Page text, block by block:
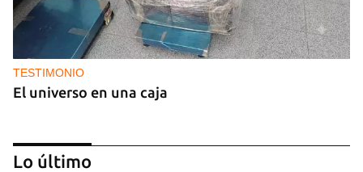
TESTIMONIO
El universo en una caja
Lo último